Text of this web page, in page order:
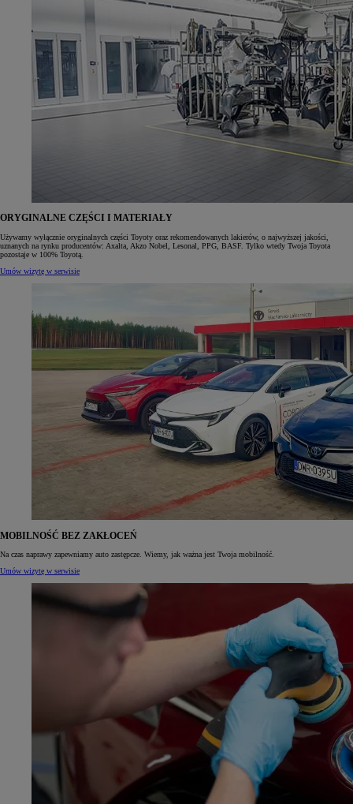
ORYGINALNE CZĘŚCI I MATERIAŁY
Używamy wyłącznie oryginalnych części Toyoty oraz rekomendowanych lakierów, o najwyższej jakości,
uznanych na rynku producentów: Axalta, Akzo Nobel, Lesonal, PPG, BASF. Tylko wtedy Twoja Toyota
pozostaje w 100% Toyotą.
Umów wizytę w serwisie
MOBILNOŚĆ BEZ ZAKŁOCEŃ
Na czas naprawy zapewniamy auto zastępcze. Wiemy, jak ważna jest Twoja mobilność.
Umów wizytę w serwisie